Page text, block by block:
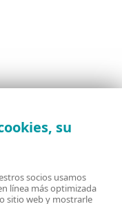
de
su
socios usamos
línea más optimizada
sitio web y mostrarle